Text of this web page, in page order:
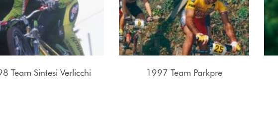
Team Sintesi Verlicchi 1997 Team Parkpre